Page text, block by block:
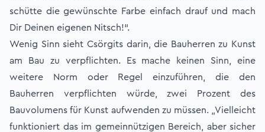
schütte die gewünschte Farbe einfach drauf und mach
Dir Deinen eigenen Nitsch!“.
Wenig Sinn sieht Csörgits darin, die Bauherren zu Kunst
am Bau zu verpflichten. Es mache keinen Sinn, eine
weitere Norm oder Regel einzuführen, die den
Bauherren verpflichten würde, zwei Prozent des
Bauvolumens für Kunst aufwenden zu müssen. „Vielleicht
funktioniert das im gemeinnützigen Bereich, aber sicher